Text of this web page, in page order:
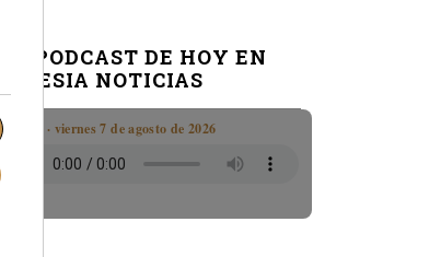
EL PODCAST DE HOY EN
IGLESIA NOTICIAS
Boletín · viernes 7 de agosto de 2026